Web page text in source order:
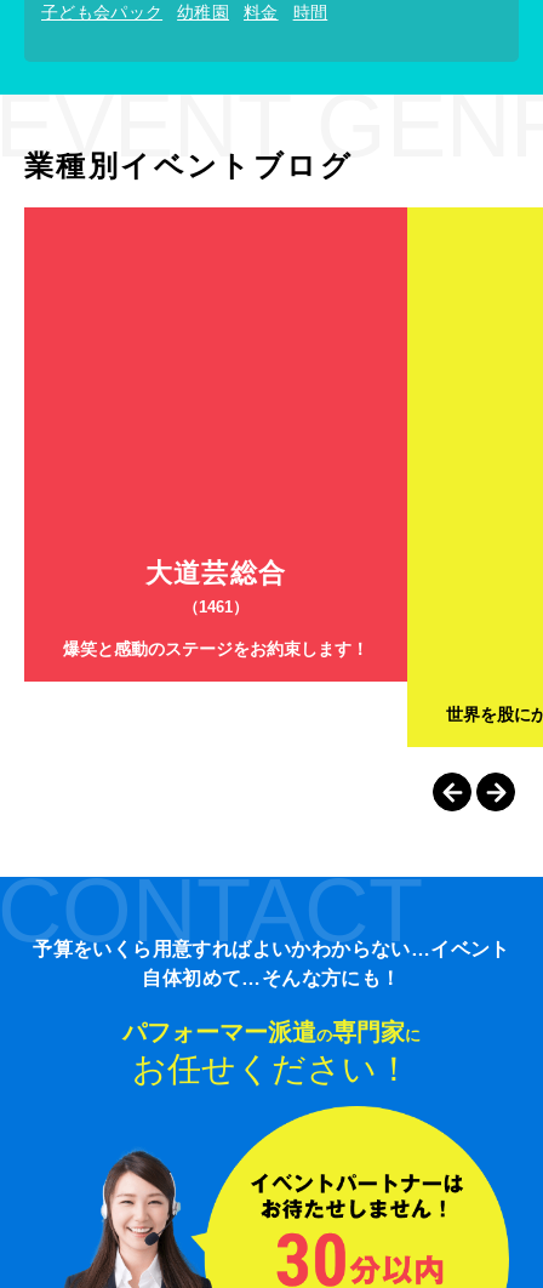
子ども会パック
幼稚園 料金 時間
業種別イベントブログ
大道芸総合
（1461）
爆笑と感動のステージをお約束します！
世界を股に
予算をいくら用意すればよいかわからない…イベント
自体初めて…そんな方にも！
パフォーマー派遣の専門家に
お任せください！